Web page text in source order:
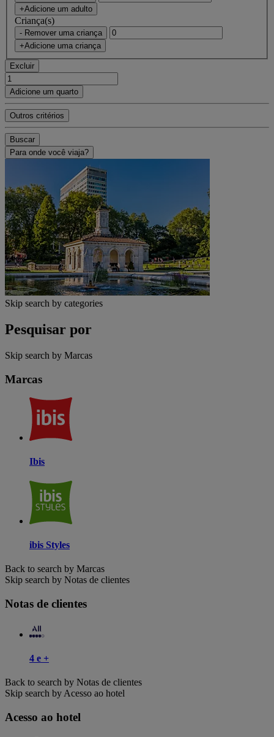
+Adicione um adulto
Criança(s)
- Remover uma criança
+Adicione uma criança
Excluir
Adicione um quarto
Outros critérios
Buscar
Para onde você viaja?
Skip search by categories
Pesquisar por
Skip search by Marcas
Marcas
Ibis
ibis Styles
Back to search by Marcas
Skip search by Notas de clientes
Notas de clientes
4 e +
Back to search by Notas de clientes
Skip search by Acesso ao hotel
Acesso ao hotel